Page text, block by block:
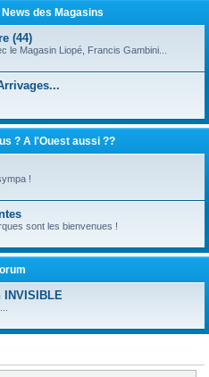
des Magasins
(44)
le Magasin Liopé, Francis Gambini...
? A l'Ouest aussi ??
!
sont les bienvenues !
INVISIBLE